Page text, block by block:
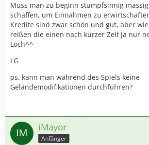
Muss man zu beginn stumpfsinnig
schaffen, um Einnahmen zu
Kredite sind zwar schön und gut, aber
reißen die einen nach kurzer Zeit ja nur
Loch^^
LG
ps. kann man während des Spiels keine
Geländemodifikationen durchführen?
iMayor
Anfänger